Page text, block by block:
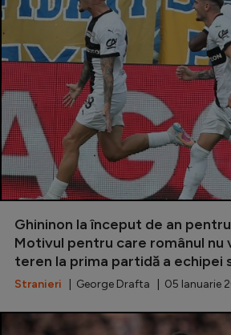
Ghininon la început de an
Motivul pentru care românul nu
teren la prima partidă a echipei
Stranieri | George Drafta | 05 Ianuarie